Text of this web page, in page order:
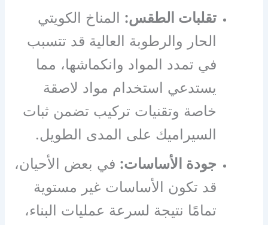
تقلبات الطقس: المناخ الكويتي
الحار والرطوبة العالية قد تتسبب
في تمدد المواد وانكماشها، مما
يستدعي استخدام مواد لاصقة
خاصة وتقنيات تركيب تضمن ثبات
السيراميك على المدى الطويل.
جودة الأساسات: في بعض الأحيان،
قد تكون الأساسات غير مستوية
تمامًا نتيجة لسرعة عمليات البناء،